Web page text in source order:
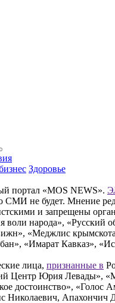
Здоровье
портал «MOS NEWS».
СМИ не будет. Мнение
и запрещены
воли народа»,
«Меджлис
«Имарат Кавказ»,
лица, признанные в
Центр Юрия Левады»,
достоинство»,
Николаевич, Апахончич